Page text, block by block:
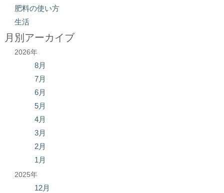
肥料の使い方
生活
月別アーカイブ
2026年
8月
7月
6月
5月
4月
3月
2月
1月
2025年
12月